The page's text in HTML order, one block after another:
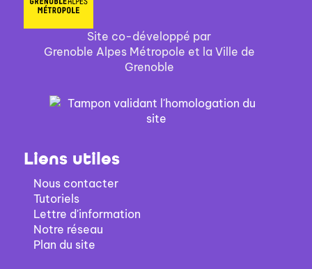
Site co-développé par
Grenoble Alpes Métropole et la Ville de
Grenoble
Liens utiles
Nous contacter
Tutoriels
Lettre d'information
Notre réseau
Plan du site